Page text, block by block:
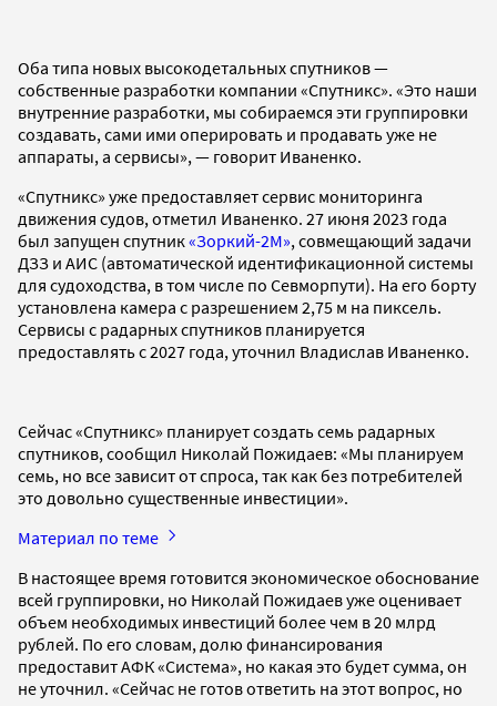
Оба типа новых высокодетальных спутников —
собственные разработки компании «Спутникс». «Это наши
внутренние разработки, мы собираемся эти группировки
создавать, сами ими оперировать и продавать уже не
аппараты, а сервисы», — говорит Иваненко.
«Спутникс» уже предоставляет сервис мониторинга
движения судов, отметил Иваненко. 27 июня 2023 года
был запущен спутник«Зоркий-2М», совмещающий задачи
ДЗЗ и АИС (автоматической идентификационной системы
для судоходства, в том числе по Севморпути). На его борту
установлена камера с разрешением 2,75 м на пиксель.
Сервисы с радарных спутников планируется
предоставлять с 2027 года, уточнил Владислав Иваненко.
Сейчас «Спутникс» планирует создать семь радарных
спутников, сообщил Николай Пожидаев: «Мы планируем
семь, но все зависит от спроса, так как без потребителей
это довольно существенные инвестиции».
Материал по теме
В настоящее время готовится экономическое обоснование
всей группировки, но Николай Пожидаев уже оценивает
объем необходимых инвестиций более чем в 20 млрд
рублей. По его словам, долю финансирования
предоставит АФК «Система», но какая это будет сумма, он
не уточнил. «Сейчас не готов ответить на этот вопрос, но